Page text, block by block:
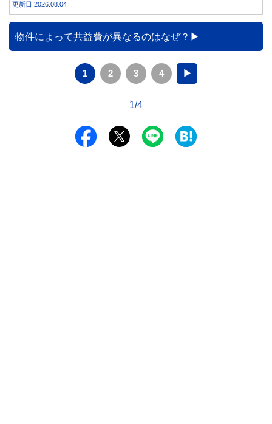
更新日:2026.08.04
物件によって共益費が異なるのはなぜ？
1 2 3 4 ▶
1/4